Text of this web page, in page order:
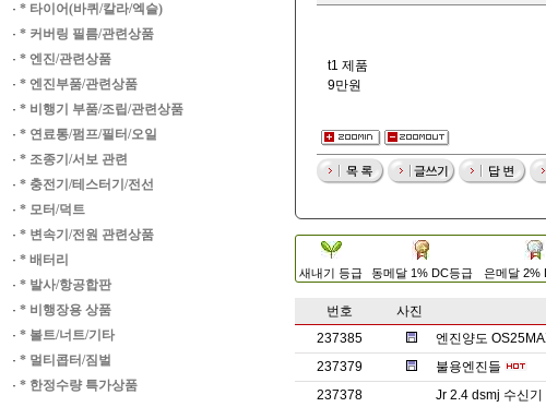
· * 타이어(바퀴/칼라/엑슬)
· * 커버링 필름/관련상품
· * 엔진/관련상품
· * 엔진부품/관련상품
· * 비행기 부품/조립/관련상품
· * 연료통/펌프/필터/오일
· * 조종기/서보 관련
· * 충전기/테스터기/전선
· * 모터/덕트
· * 변속기/전원 관련상품
· * 배터리
· * 발사/항공합판
· * 비행장용 상품
· * 볼트/너트/기타
· * 멀티콥터/짐벌
· * 한정수량 특가상품
t1 제품
9만원
새내기 등급 동메달 1% DC등급 은메달 2%
번호 사진
237385
엔진양도
237379
불용엔진들
237378
Jr 2.4 dsmj 수신기